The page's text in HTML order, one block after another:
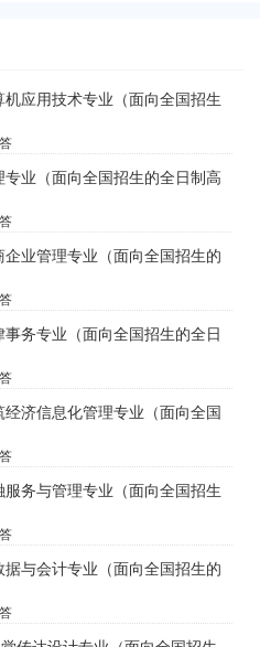
应用技术专业（面向全国招生
业（面向全国招生的全日制高
业管理专业（面向全国招生的
务专业（面向全国招生的全日
济信息化管理专业（面向全国
务与管理专业（面向全国招生
与会计专业（面向全国招生的